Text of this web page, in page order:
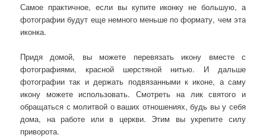
Самое практичное, если вы купите иконку не большую, а
фотографии будут еще немного меньше по формату, чем эта
иконка.
Придя домой, вы можете перевязать икону вместе с
фотографиями, красной шерстяной нитью. И дальше
фотографии так и держать подвязанными к иконе, а саму
икону можете использовать. Смотреть на лик святого и
обращаться с молитвой о ваших отношениях, будь вы у себя
дома, на работе или в церкви. Этим вы укрепите силу
приворота.